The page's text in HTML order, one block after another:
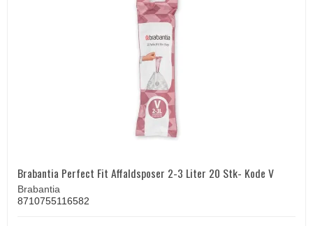
Brabantia Perfect Fit Affaldsposer 2-3 Liter 20 Stk- Kode V
Brabantia
8710755116582